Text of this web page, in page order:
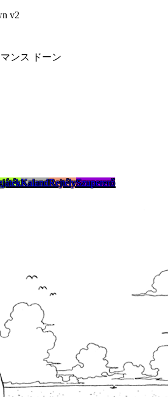
v2
ンス ドーン
KalandRejtélySzupererő